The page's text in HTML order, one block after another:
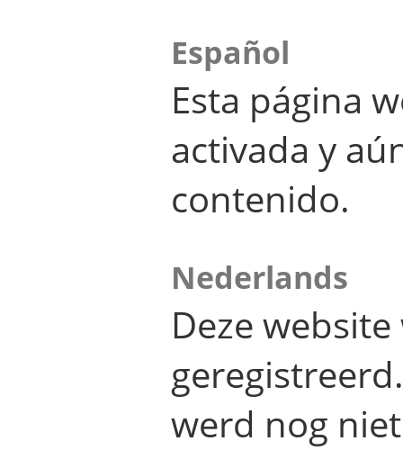
Español
Esta página
activada y
contenido.
Nederlands
Deze
werd nog